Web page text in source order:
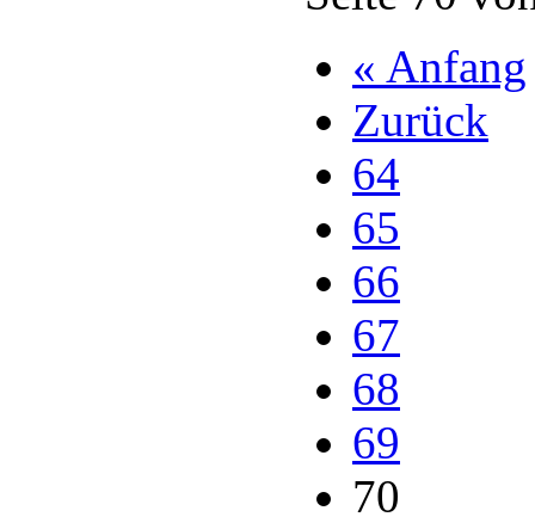
« Anfang
Zurück
64
65
66
67
68
69
70